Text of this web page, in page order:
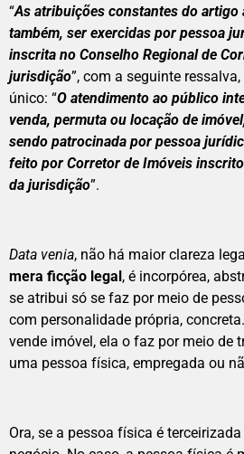
“As atribuições constantes do artigo
também, ser exercidas por pessoa
inscrita no Conselho Regional de
jurisdição”, com a seguinte
único: “O atendimento ao público
venda, permuta ou locação de
sendo patrocinada por pessoa
feito por Corretor de Imóveis
da jurisdição”.
Data venia, não há maior clareza
mera ficção legal, é incorpórea,
se atribui só se faz por meio de
com personalidade própria,
vende imóvel, ela o faz por meio de
uma pessoa física, empregada ou
Ora, se a pessoa física é